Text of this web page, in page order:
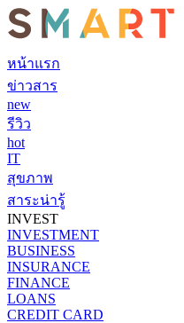
หน้าแรก
ข่าวสาร
new
รีวิว
hot
IT
สุขภาพ
สาระน่ารู้
INVEST
INVESTMENT
BUSINESS
INSURANCE
FINANCE
LOANS
CREDIT CARD